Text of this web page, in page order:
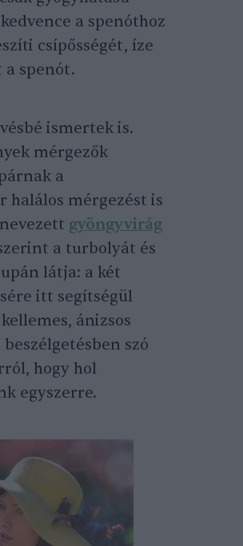
a spenóthoz
csípősségét, íze
a spenót.
ismertek is.
mérgezők
a
halálos mérgezést is
gyöngyvirág
a turbolyát és
látja: a két
itt segítségül
ánizsos
szó
hogy hol
egyszerre.